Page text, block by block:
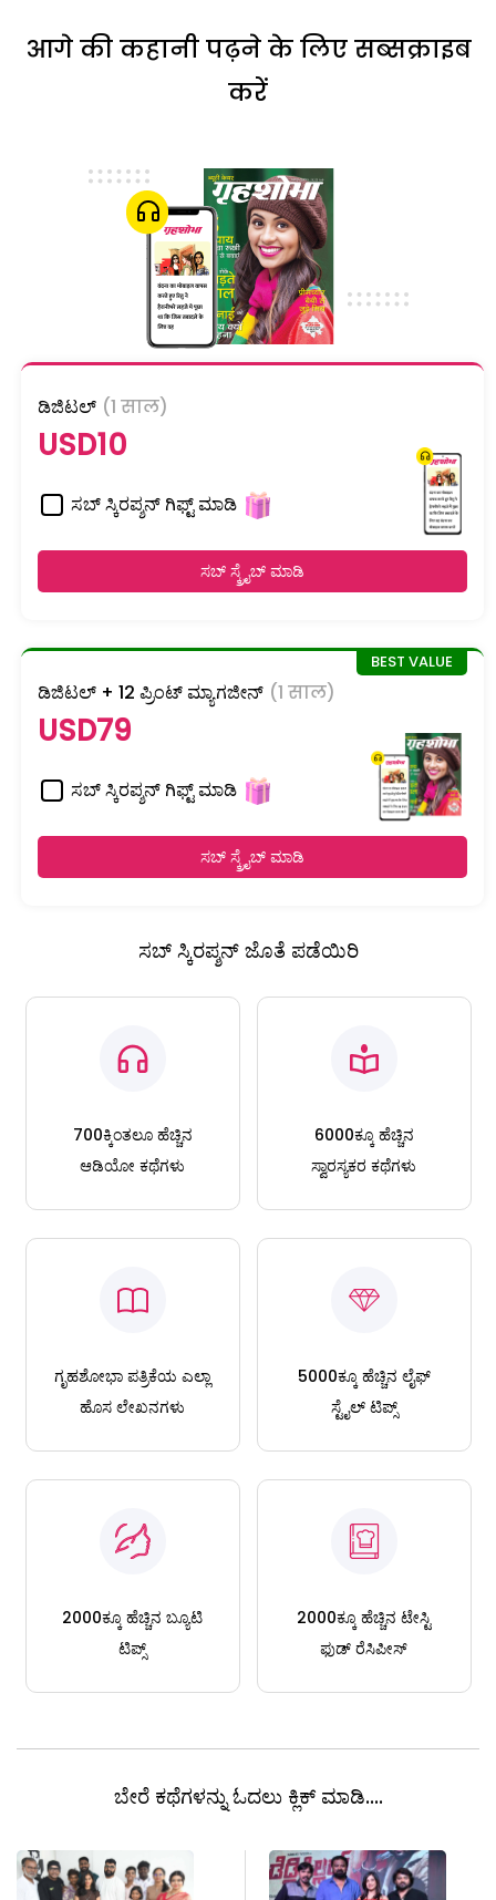
आगे की कहानी पढ़ने के लिए सब्सक्राइब
करें
ಡಿಜಿಟಲ್ (1 साल)
USD10
ಸಬ್ ಸ್ಕಿರಪ್ಶನ್ ಗಿಫ್ಟ್ ಮಾಡಿ
ಸಬ್ ಸ್ಕ್ರೈಬ್ ಮಾಡಿ
ಡಿಜಿಟಲ್ + 12 ಪ್ರಿಂಟ್ ಮ್ಯಾಗಜೀನ್ (1 साल)
USD79
ಸಬ್ ಸ್ಕಿರಪ್ಶನ್ ಗಿಫ್ಟ್ ಮಾಡಿ
ಸಬ್ ಸ್ಕ್ರೈಬ್ ಮಾಡಿ
ಸಬ್ ಸ್ಕಿರಪ್ಶನ್ ಜೊತೆ ಪಡೆಯಿರಿ
700ಕ್ಕಿಂತಲೂ ಹೆಚ್ಚಿನ
ಆಡಿಯೋ ಕಥೆಗಳು
6000ಕ್ಕೂ ಹೆಚ್ಚಿನ
ಸ್ವಾರಸ್ಯಕರ ಕಥೆಗಳು
ಗೃಹಶೋಭಾ ಪತ್ರಿಕೆಯ ಎಲ್ಲಾ
ಹೊಸ ಲೇಖನಗಳು
5000ಕ್ಕೂ ಹೆಚ್ಚಿನ ಲೈಫ್
ಸ್ಟೈಲ್ ಟಿಪ್ಸ್
2000ಕ್ಕೂ ಹೆಚ್ಚಿನ ಬ್ಯೂಟಿ
ಟಿಪ್ಸ್
2000ಕ್ಕೂ ಹೆಚ್ಚಿನ ಟೇಸ್ಟಿ
ಫುಡ್ ರೆಸಿಪೀಸ್
ಬೇರೆ ಕಥೆಗಳನ್ನು ಓದಲು ಕ್ಲಿಕ್ ಮಾಡಿ....